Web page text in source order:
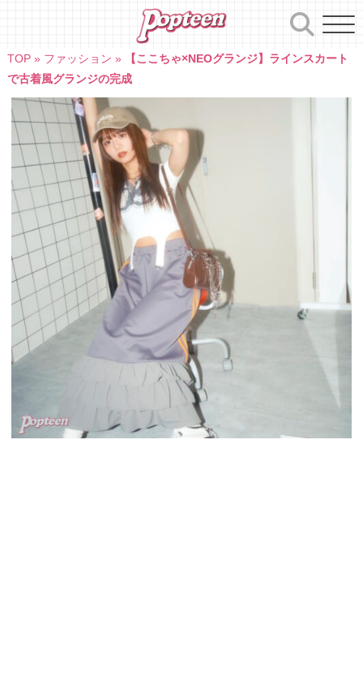
TOP» ファッション »
【ここちゃ×NEOグランジ】ラインスカート
で古着風グランジの完成